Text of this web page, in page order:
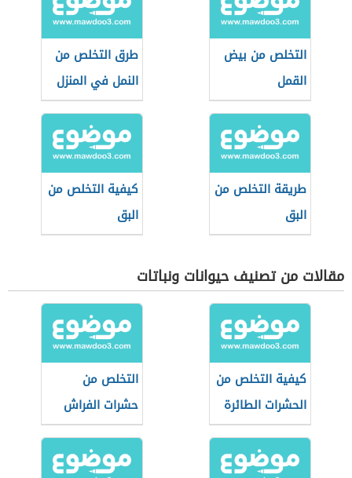
التخلص من بيض
القمل
طرق التخلص من
النمل في المنزل
طريقة التخلص من
البق
كيفية التخلص من
البق
مقالات من تصنيف حيوانات ونباتات
كيفية التخلص من
الحشرات الطائرة
الصغيرة في
المطبخ
التخلص من
حشرات الفراش